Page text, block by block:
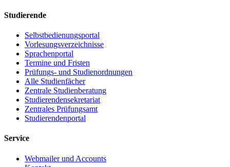
Studierende
Selbstbedienungsportal
Vorlesungsverzeichnisse
Sprachenportal
Termine und Fristen
Prüfungs- und Studienordnungen
Alle Studienfächer
Zentrale Studienberatung
Studierendensekretariat
Zentrales Prüfungsamt
Studierendenportal
Service
Webmailer und Accounts